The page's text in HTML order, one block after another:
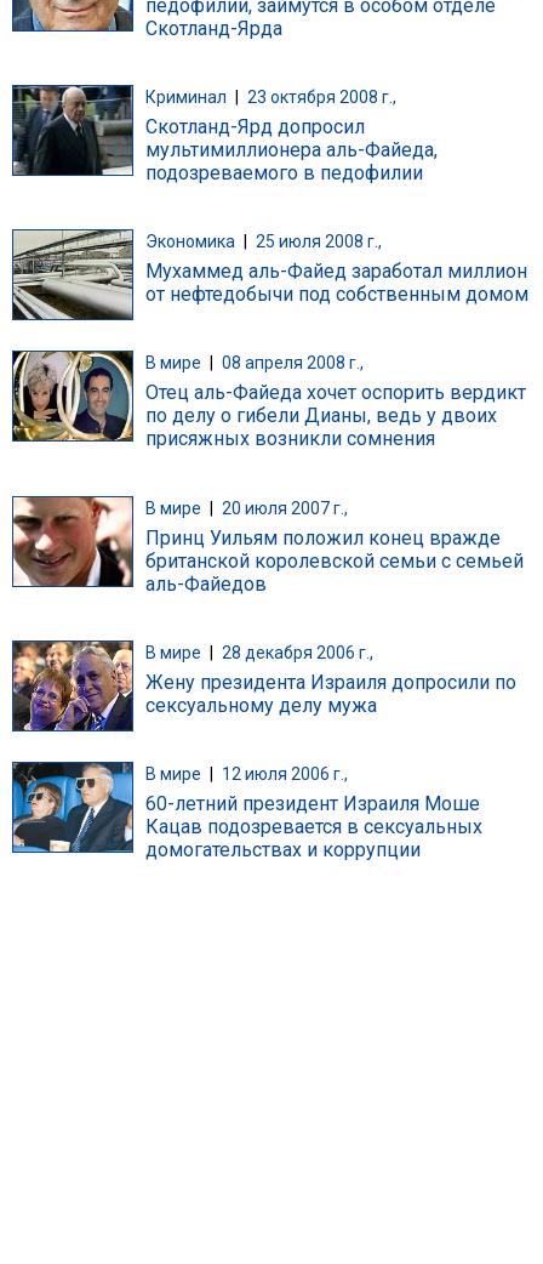
педофилии, займутся в особом отделе
Скотланд-Ярда
Криминал 23 октября 2008 г.,
Скотланд-Ярд допросил
мультимиллионера аль-Файеда,
подозреваемого в педофилии
Экономика 25 июля 2008 г.,
Мухаммед аль-Файед заработал миллион
от нефтедобычи под собственным домом
В мире 08 апреля 2008 г.,
Отец аль-Файеда хочет оспорить вердикт
по делу о гибели Дианы, ведь у двоих
присяжных возникли сомнения
В мире | 20 июля 2007 г.,
Принц Уильям положил конец вражде
британской королевской семьи с семьей
аль-Файедов
В мире 28 декабря 2006 г.,
Жену президента Израиля допросили по
сексуальному делу мужа
В мире 12 июля 2006 г.,
60-летний президент Израиля Моше
Кацав подозревается в сексуальных
домогательствах и коррупции